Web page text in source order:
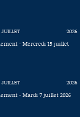
JUILLET
2026
- Mercredi 15 juillet
JUILLET
2026
- Mardi 7 juillet 2026